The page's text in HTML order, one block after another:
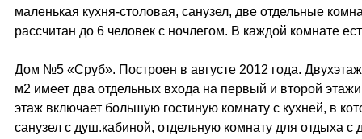
маленькая кухня-столовая, санузел, две отдельные
рассчитан до 6 человек с ночлегом. В каждой комнате
Дом №5 «Сруб». Построен в августе 2012 года.
м2 имеет два отдельных входа на первый и второй
этаж включает большую гостиную комнату с кухней, в
санузел с душ.кабиной, отдельную комнату для отдыха